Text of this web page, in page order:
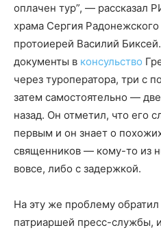
оплачен тур”, — рассказал
храма Сергия
протоиерей Василий
документы в консульство
через туроператора, три с
затем самостоятельно —
назад. Он отметил, что его
первым и он знает о
священников — кому-то из
вовсе, либо с задержкой.
На эту же проблему
патриаршей пресс-службы,